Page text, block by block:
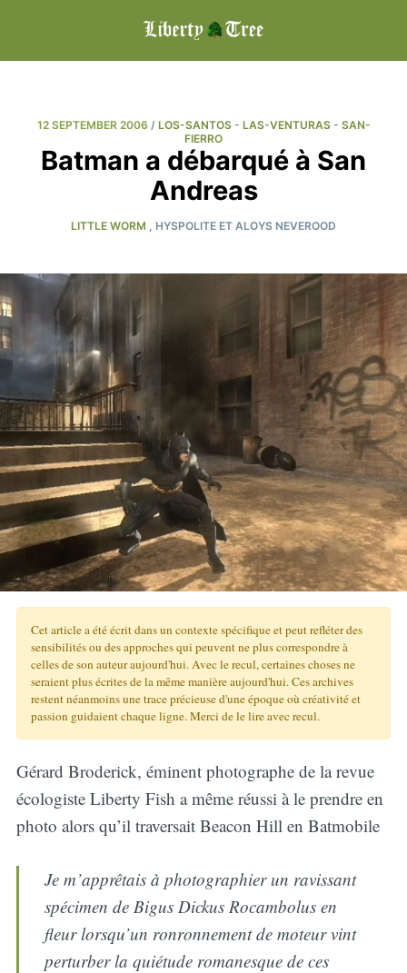
12 SEPTEMBER 2006 / LOS-SANTOS- LAS-VENTURAS- SAN-
FIERRO
Batman a débarqué à San
Andreas
LITTLE WORM , HYSPOLITE ET ALOYS NEVEROOD
Cet article a été écrit dans un contexte spécifique et peut refléter des
sensibilités ou des approches qui peuvent ne plus correspondre à
celles de son auteur aujourd'hui. Avec le recul, certaines choses ne
seraient plus écrites de la même manière aujourd'hui. Ces archives
restent néanmoins une trace précieuse d'une époque où créativité et
passion guidaient chaque ligne. Merci de le lire avec recul.
Gérard Broderick, éminent photographe de la revue
écologiste Liberty Fish a même réussi à le prendre en
photo alors qu’il traversait Beacon Hill en Batmobile
Je m’apprêtais à photographier un ravissant
spécimen de Bigus Dickus Rocambolus en
fleur lorsqu’un ronronnement de moteur vint
perturber la quiétude romanesque de ces